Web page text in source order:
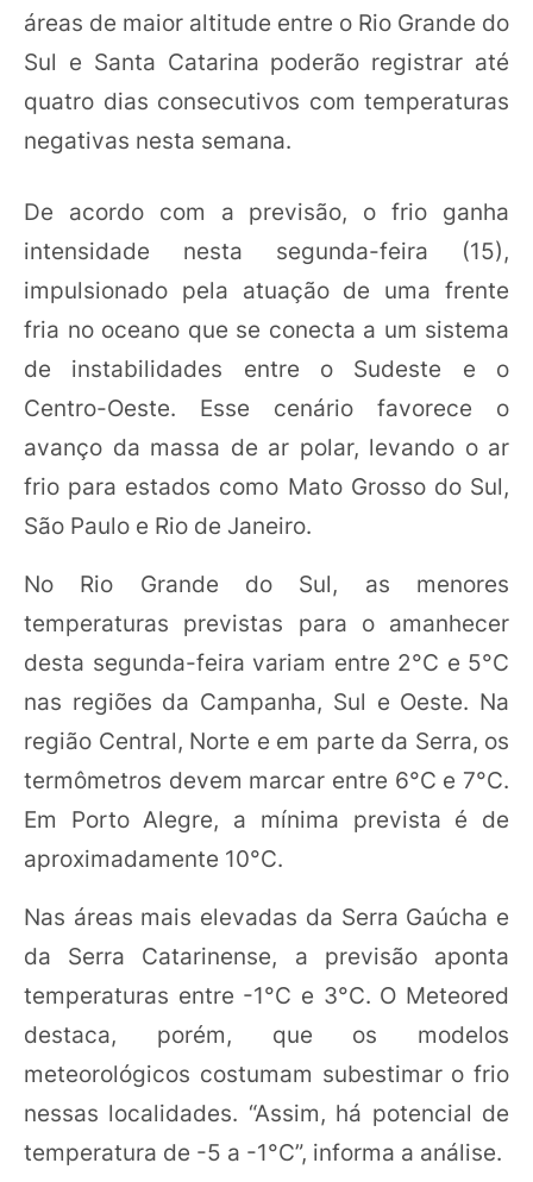
áreas de maior altitude entre o Rio Grande do
Sul e Santa Catarina poderão registrar até
quatro dias consecutivos com temperaturas
negativas nesta semana.
De acordo com a previsão, o frio ganha
intensidade nesta segunda-feira (15),
impulsionado pela atuação de uma frente
fria no oceano que se conecta a um sistema
de instabilidades entre o Sudeste e o
Centro-Oeste. Esse cenário favorece o
avanço da massa de ar polar, levando o ar
frio para estados como Mato Grosso do Sul,
São Paulo e Rio de Janeiro.
No Rio Grande do Sul, as menores
temperaturas previstas para o amanhecer
desta segunda-feira variam entre 2°C e 5°C
nas regiões da Campanha, Sul e Oeste. Na
região Central, Norte e em parte da Serra, os
termômetros devem marcar entre 6°C e 7°C.
Em Porto Alegre, a mínima prevista é de
aproximadamente 10°C.
Nas áreas mais elevadas da Serra Gaúcha e
da Serra Catarinense, a previsão aponta
temperaturas entre -1°C e 3°C. O Meteored
destaca, porém, que os modelos
meteorológicos costumam subestimar o frio
nessas localidades. “Assim, há potencial de
temperatura de -5 a -1°C”, informa a análise.